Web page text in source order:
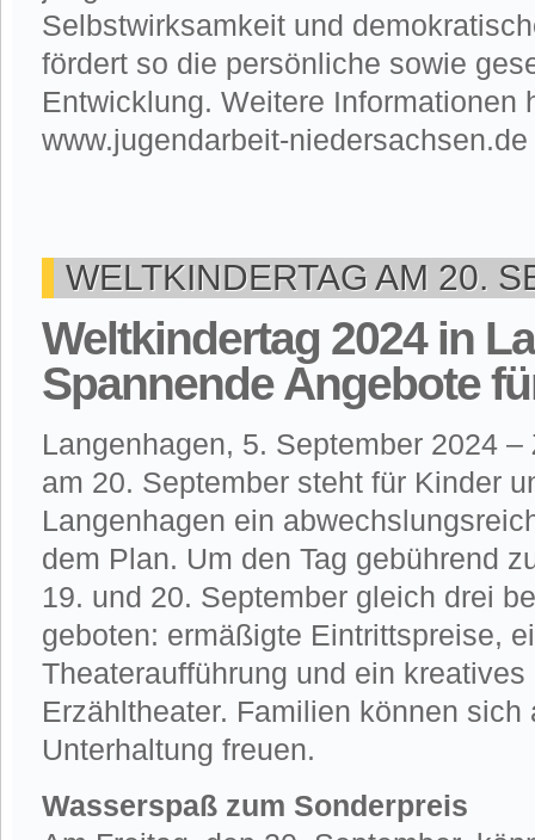
Selbstwirksamkeit und
fördert so die persönliche sowie
Entwicklung. Weitere Informationen
www.jugendarbeit-
WELTKINDERTAG AM 20.
Weltkindertag 2024 in
Spannende Angebote
Langenhagen, 5. September 2024
am 20. September steht für Kinder
Langenhagen ein
dem Plan. Um den Tag gebührend
19. und 20. September gleich drei
geboten: ermäßigte Eintrittspreise,
Theateraufführung und ein
Erzähltheater. Familien können sich
Unterhaltung freuen.
Wasserspaß zum Sonderpreis